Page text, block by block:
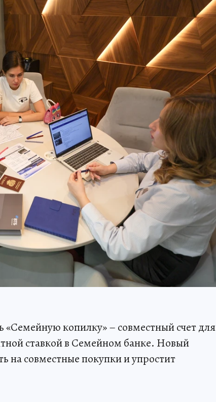
копилку» – совместный счет для
ставкой в Семейном банке. Новый
на совместные покупки и упростит